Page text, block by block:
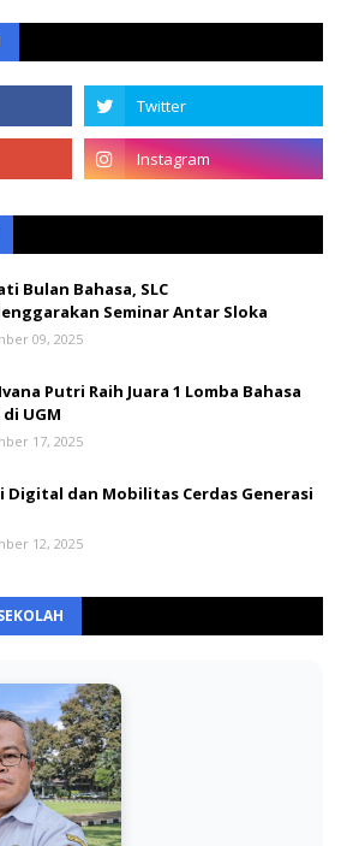
Bulan Bahasa, SLC
Seminar Antar Sloka
09, 2025
Putri Raih Juara 1 Lomba Bahasa
UGM
17, 2025
Digital dan Mobilitas Cerdas Generasi
12, 2025